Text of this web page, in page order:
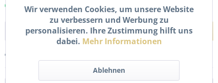
Sofort versandfertig, Lieferzeit ca. 1-2 Werktage
In denWarenkorb
Wir verwenden Cookies, um unsere Website
zu verbessern und Werbung zu
personalisieren. Ihre Zustimmung hilft uns
dabei. Mehr Informationen
Ablehnen